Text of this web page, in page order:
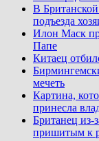
В
подъезда
Илон Маск
Папе
Китаец
мечеть
Картина,
принесла
Британец из-
пришитым к